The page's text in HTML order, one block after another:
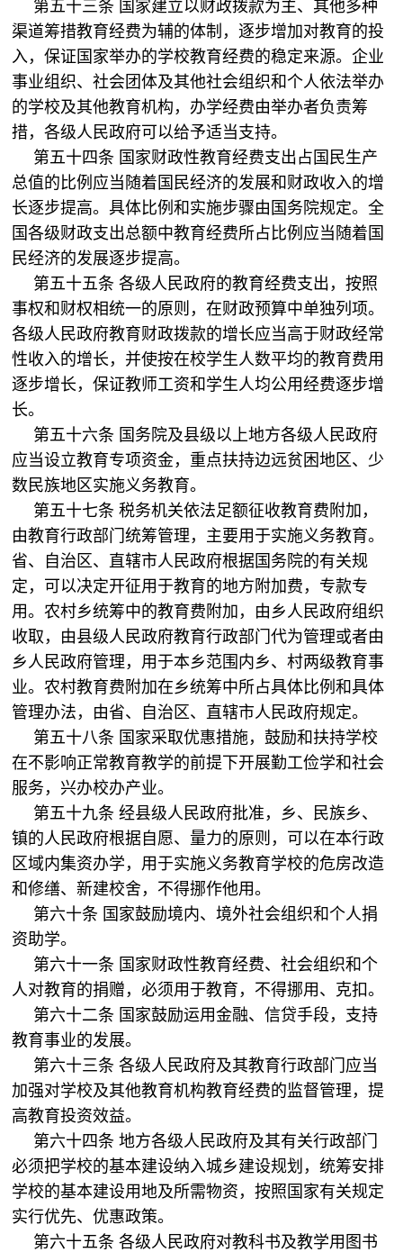
第五十三条 国家建立以财政拨款为主、其他多种
渠道筹措教育经费为辅的体制，逐步增加对教育的投
入，保证国家举办的学校教育经费的稳定来源。企业
事业组织、社会团体及其他社会组织和个人依法举办
的学校及其他教育机构，办学经费由举办者负责筹
措，各级人民政府可以给予适当支持。
第五十四条 国家财政性教育经费支出占国民生产
总值的比例应当随着国民经济的发展和财政收入的增
长逐步提高。具体比例和实施步骤由国务院规定。全
国各级财政支出总额中教育经费所占比例应当随着国
民经济的发展逐步提高。
第五十五条 各级人民政府的教育经费支出，按照
事权和财权相统一的原则，在财政预算中单独列项。
各级人民政府教育财政拨款的增长应当高于财政经常
性收入的增长，并使按在校学生人数平均的教育费用
逐步增长，保证教师工资和学生人均公用经费逐步增
长。
第五十六条 国务院及县级以上地方各级人民政府
应当设立教育专项资金，重点扶持边远贫困地区、少
数民族地区实施义务教育。
第五十七条 税务机关依法足额征收教育费附加，
由教育行政部门统筹管理，主要用于实施义务教育。
省、自治区、直辖市人民政府根据国务院的有关规
定，可以决定开征用于教育的地方附加费，专款专
用。农村乡统筹中的教育费附加，由乡人民政府组织
收取，由县级人民政府教育行政部门代为管理或者由
乡人民政府管理，用于本乡范围内乡、村两级教育事
业。农村教育费附加在乡统筹中所占具体比例和具体
管理办法，由省、自治区、直辖市人民政府规定。
第五十八条 国家采取优惠措施，鼓励和扶持学校
在不影响正常教育教学的前提下开展勤工俭学和社会
服务，兴办校办产业。
第五十九条 经县级人民政府批准，乡、民族乡、
镇的人民政府根据自愿、量力的原则，可以在本行政
区域内集资办学，用于实施义务教育学校的危房改造
和修缮、新建校舍，不得挪作他用。
第六十条 国家鼓励境内、境外社会组织和个人捐
资助学。
第六十一条 国家财政性教育经费、社会组织和个
人对教育的捐赠，必须用于教育，不得挪用、克扣。
第六十二条 国家鼓励运用金融、信贷手段，支持
教育事业的发展。
第六十三条 各级人民政府及其教育行政部门应当
加强对学校及其他教育机构教育经费的监督管理，提
高教育投资效益。
第六十四条 地方各级人民政府及其有关行政部门
必须把学校的基本建设纳入城乡建设规划，统筹安排
学校的基本建设用地及所需物资，按照国家有关规定
实行优先、优惠政策。
第六十五条 各级人民政府对教科书及教学用图书